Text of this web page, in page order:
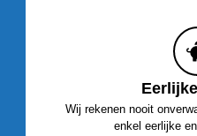
Wij rekenen nooit
enkel eerlijke